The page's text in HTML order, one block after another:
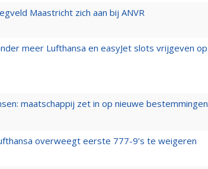
Maastricht zich aan bij ANVR
meer Lufthansa en easyJet slots vrijgeven op
maatschappij zet in op nieuwe bestemmingen
overweegt eerste 777-9’s te weigeren